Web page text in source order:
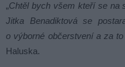
„Chtěl bych všem kteří se na
Jitka Benadiktová se
o výborné občerstvení a za
Haluska.